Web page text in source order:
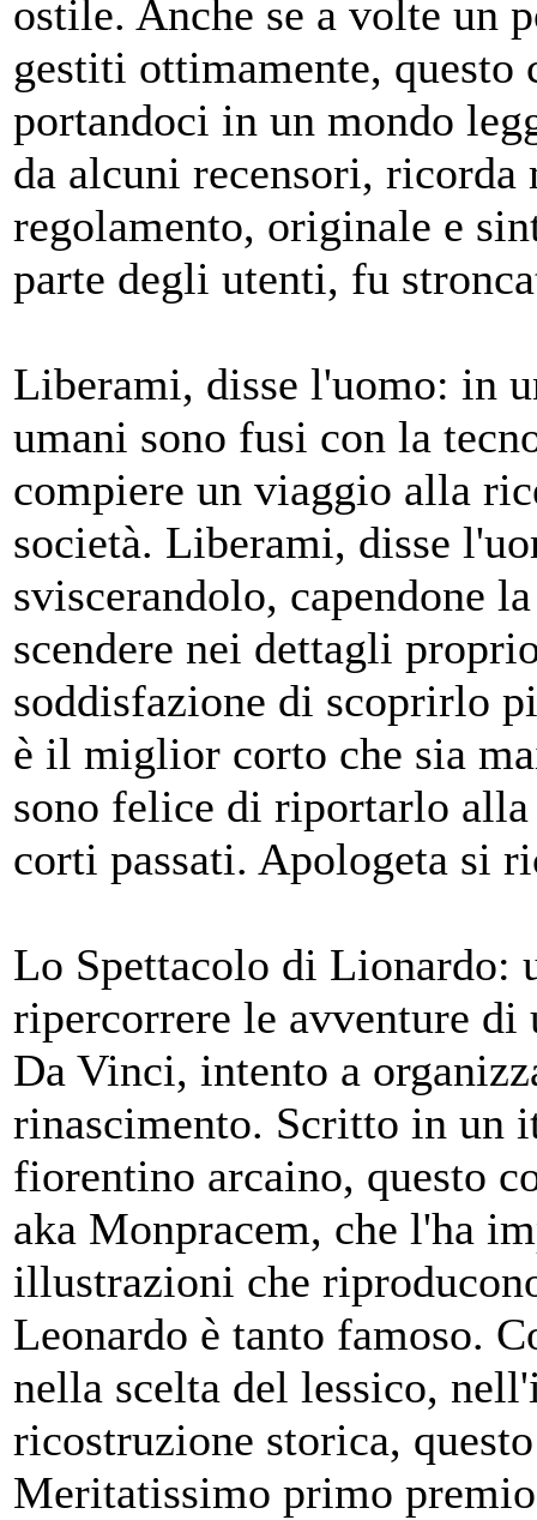
ostile. Anche se a volte un
gestiti ottimamente,
portandoci in un mondo
da alcuni recensori,
regolamento, originale e
parte degli utenti, fu
Liberami, disse l'uomo: in
umani sono fusi con la
compiere un viaggio alla
società. Liberami, disse
sviscerandolo, capendone
scendere nei dettagli
soddisfazione di scoprirlo
è il miglior corto che sia
sono felice di riportarlo
corti passati. Apologeta si
Lo Spettacolo di Lionardo:
ripercorrere le avventure di
Da Vinci, intento a
rinascimento. Scritto in un
fiorentino arcaino, questo
aka Monpracem, che l'ha
illustrazioni che
Leonardo è tanto famoso.
nella scelta del lessico,
ricostruzione storica,
Meritatissimo primo premio